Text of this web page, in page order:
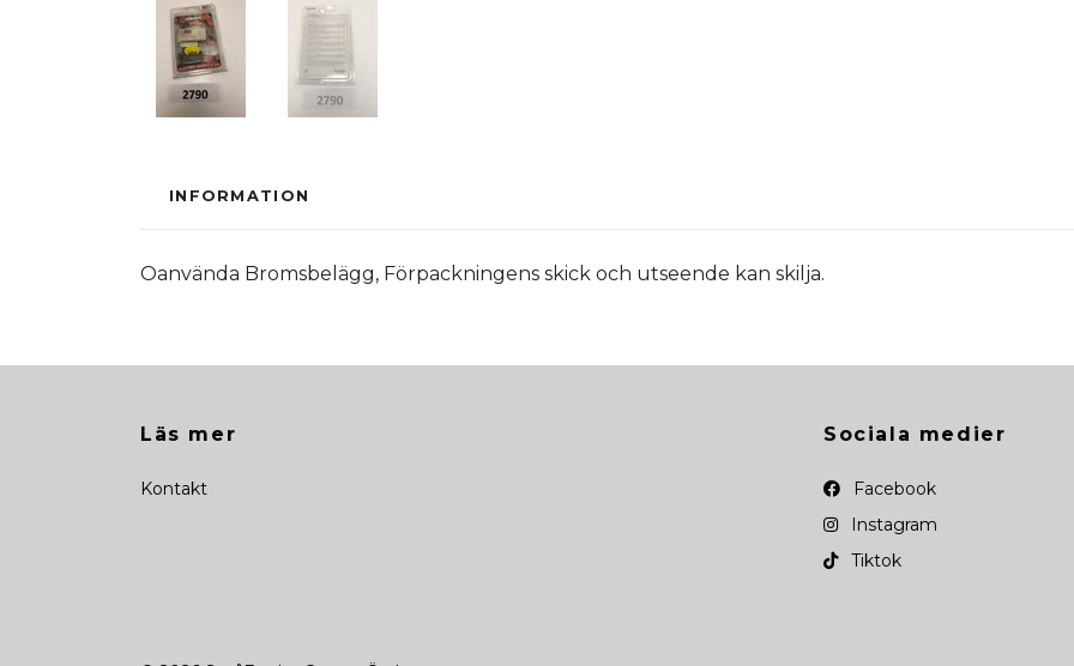
INFORMATION
Oanvända Bromsbelägg, Förpackningens skick och utseende kan skilja.
Läs mer
Kontakt
Sociala medier
Facebook
Instagram
Tiktok